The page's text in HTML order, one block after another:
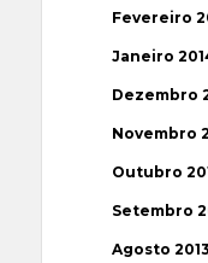
Fevereiro
Janeiro
Dezembro
Novembro
Outubro
Setembro
Agosto 2013